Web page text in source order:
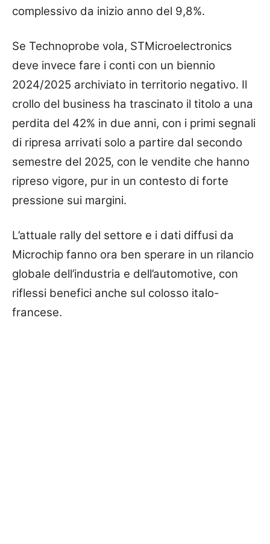
complessivo da inizio anno del 9,8%.
Se Technoprobe vola, STMicroelectronics
deve invece fare i conti con un biennio
2024/2025 archiviato in territorio negativo. Il
crollo del business ha trascinato il titolo a una
perdita del 42% in due anni, con i primi segnali
di ripresa arrivati solo a partire dal secondo
semestre del 2025, con le vendite che hanno
ripreso vigore, pur in un contesto di forte
pressione sui margini.
L’attuale rally del settore e i dati diffusi da
Microchip fanno ora ben sperare in un rilancio
globale dell’industria e dell’automotive, con
riflessi benefici anche sul colosso italo-
francese.